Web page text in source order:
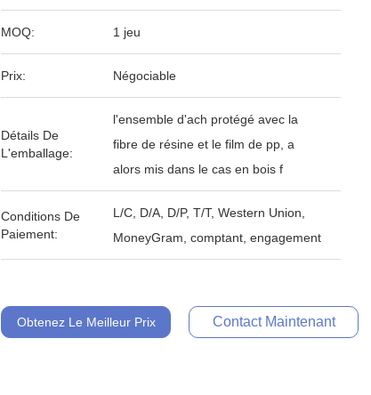
MOQ: 1 jeu
Prix: Négociable
Détails De
L'emballage:
l'ensemble d'ach protégé avec la
fibre de résine et le film de pp, a
alors mis dans le cas en bois f
Conditions De
Paiement:
L/C, D/A, D/P, T/T, Western Union,
MoneyGram, comptant, engagement
Obtenez Le Meilleur Prix Contact Maintenant